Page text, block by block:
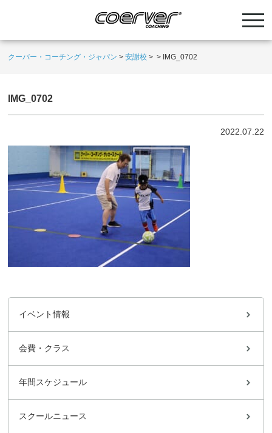
クーバー・コーチング・ジャパン >安謝校 > > IMG_0702
IMG_0702
2022.07.22
イベント情報
会費・クラス
年間スケジュール
スクールニュース